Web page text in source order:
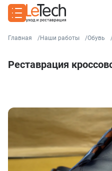
Главная Наши работы Обувь
Реставрация